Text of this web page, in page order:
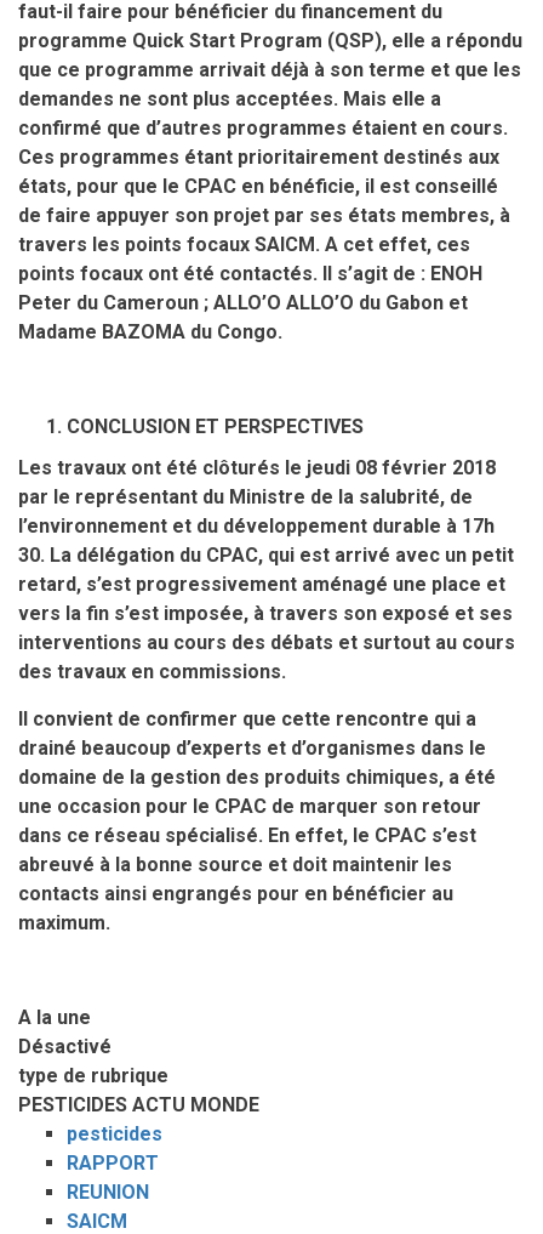
faut-il faire pour bénéficier du financement du
programme Quick Start Program (QSP), elle a répondu
que ce programme arrivait déjà à son terme et que les
demandes ne sont plus acceptées. Mais elle a
confirmé que d’autres programmes étaient en cours.
Ces programmes étant prioritairement destinés aux
états, pour que le CPAC en bénéficie, il est conseillé
de faire appuyer son projet par ses états membres, à
travers les points focaux SAICM. A cet effet, ces
points focaux ont été contactés. Il s’agit de : ENOH
Peter du Cameroun ; ALLO’O ALLO’O du Gabon et
Madame BAZOMA du Congo.
CONCLUSION ET PERSPECTIVES
Les travaux ont été clôturés le jeudi 08 février 2018
par le représentant du Ministre de la salubrité, de
l’environnement et du développement durable à 17h
30. La délégation du CPAC, qui est arrivé avec un petit
retard, s’est progressivement aménagé une place et
vers la fin s’est imposée, à travers son exposé et ses
interventions au cours des débats et surtout au cours
des travaux en commissions.
Il convient de confirmer que cette rencontre qui a
drainé beaucoup d’experts et d’organismes dans le
domaine de la gestion des produits chimiques, a été
une occasion pour le CPAC de marquer son retour
dans ce réseau spécialisé. En effet, le CPAC s’est
abreuvé à la bonne source et doit maintenir les
contacts ainsi engrangés pour en bénéficier au
maximum.
A la une
Désactivé
type de rubrique
PESTICIDES ACTU MONDE
pesticides
RAPPORT
REUNION
SAICM